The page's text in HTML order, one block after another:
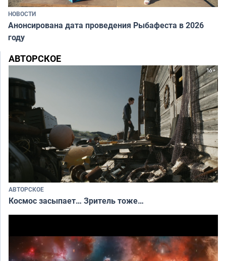
НОВОСТИ
Анонсирована дата проведения Рыбафеста в 2026
году
АВТОРСКОЕ
АВТОРСКОЕ
Космос засыпает… Зритель тоже…